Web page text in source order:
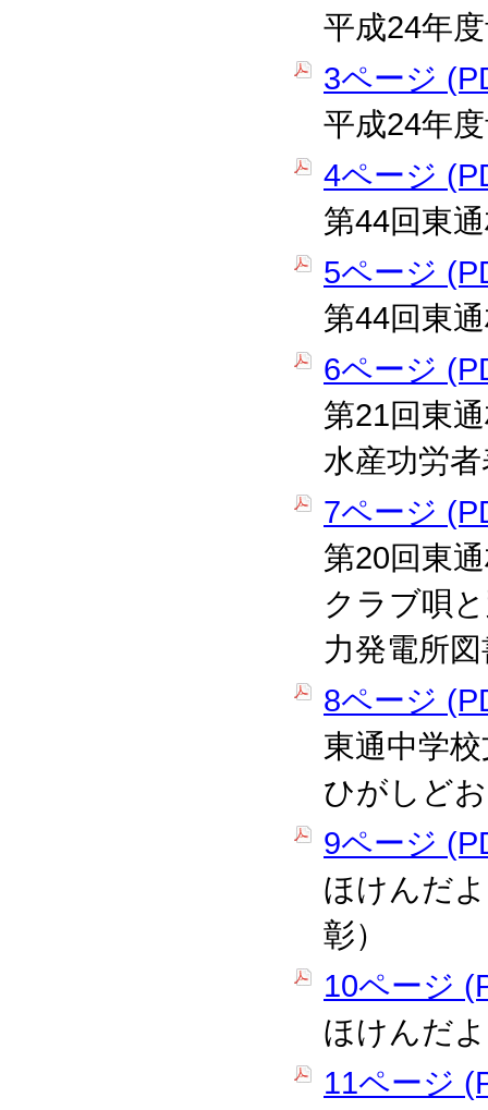
平成24年
3ページ
平成24年
4ページ
第44回東
5ページ
第44回東
6ページ
第21回東
水産功労
7ページ
第20回東
クラブ唄
力発電所
8ページ
東通中学
ひがしど
9ページ
ほけんだ
彰）
10ページ
ほけんだ
11ページ